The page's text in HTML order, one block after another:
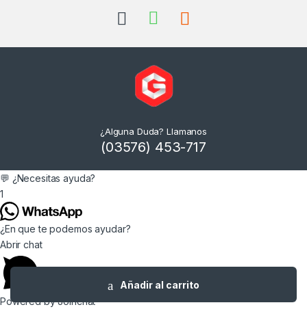
Añadir al carrito
¿Alguna Duda? Llamanos
(03576) 453-717
💬 ¿Necesitas ayuda?
1
¿En que te podemos ayudar?
Abrir chat
Powered byJoinchat